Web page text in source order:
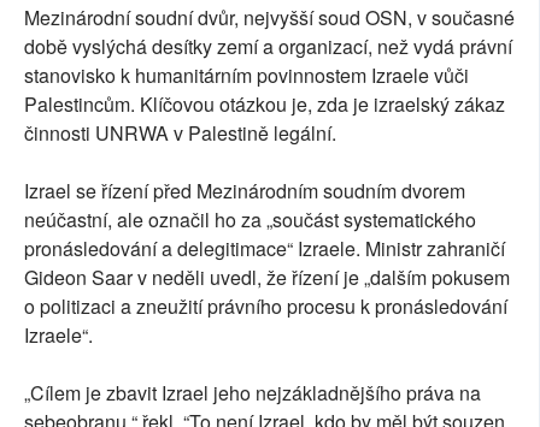
Mezinárodní soudní dvůr, nejvyšší soud OSN, v současné
době vyslýchá desítky zemí a organizací, než vydá právní
stanovisko k humanitárním povinnostem Izraele vůči
Palestincům. Klíčovou otázkou je, zda je izraelský zákaz
činnosti UNRWA v Palestině legální.
Izrael se řízení před Mezinárodním soudním dvorem
neúčastní, ale označil ho za „součást systematického
pronásledování a delegitimace“ Izraele. Ministr zahraničí
Gideon Saar v neděli uvedl, že řízení je „dalším pokusem
o politizaci a zneužití právního procesu k pronásledování
Izraele“.
„Cílem je zbavit Izrael jeho nejzákladnějšího práva na